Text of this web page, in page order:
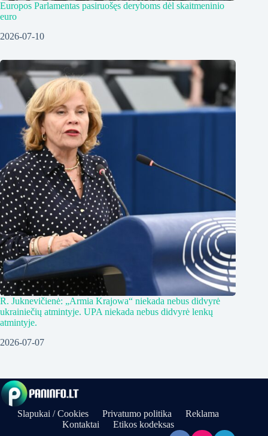
Europos Parlamentas pasiruošęs deryboms dėl skaitmeninio
euro
2026-07-10
R. Juknevičienė: „Armia Krajowa“ niekada nebus didvyrė
ukrainiečių atmintyje. UPA niekada nebus didvyrė lenkų
atmintyje.
2026-07-07
Slapukai / Cookies Privatumo politika
Reklama
Kontaktai
Etikos kodeksas